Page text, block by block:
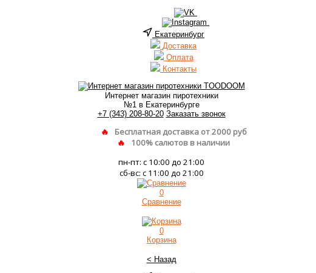
Екатеринбург
Доставка
Оплата
Контакты
Интернет магазин пиротехники
№1 в Екатеринбурге
+7 (343) 208-80-20 Заказать звонок
Бесплатная доставка от 2000 руб
100% салютов в наличии
пн-пт: с 10:00 до 21:00
сб-вс: с 11:00 до 21:00
0
Сравнение
0
Корзина
< Назад